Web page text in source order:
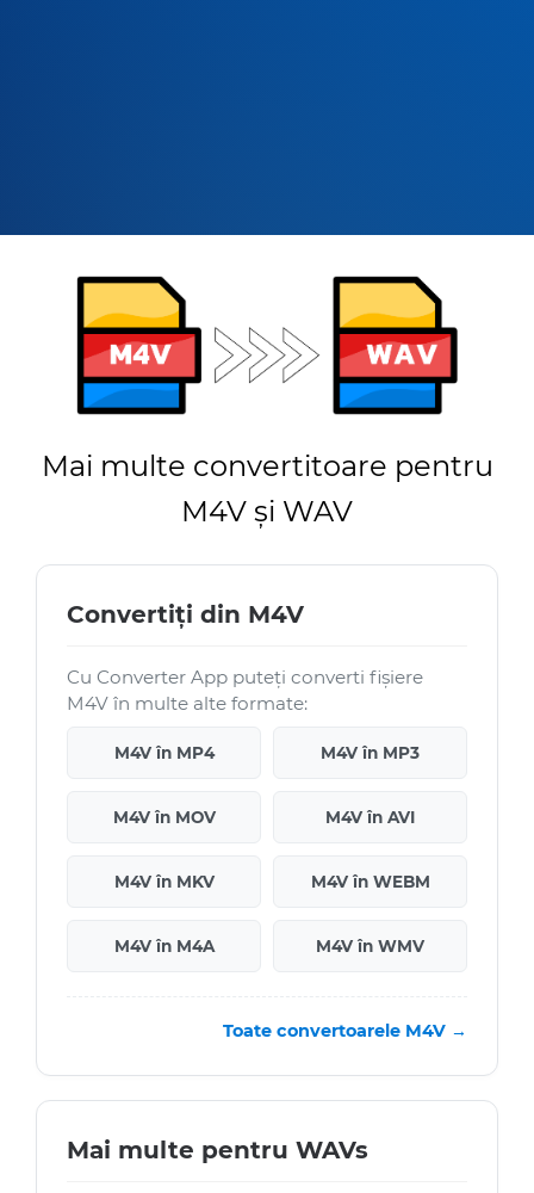
Mai multe convertitoare pentru
M4V și WAV
Convertiți din M4V
Cu Converter App puteți converti fișiere
M4V în multe alte formate:
M4V în MP4 M4V în MP3
M4V în MOV M4V în AVI
M4V în MKV M4V în WEBM
M4V în M4A M4V în WMV
Toate convertoarele M4V →
Mai multe pentru WAVs